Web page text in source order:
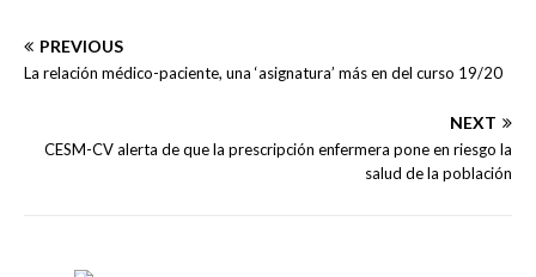
PREVIOUS
La relación médico-paciente, una ‘asignatura’ más en del curso 19/20
NEXT
CESM-CV alerta de que la prescripción enfermera pone en riesgo la
salud de la población